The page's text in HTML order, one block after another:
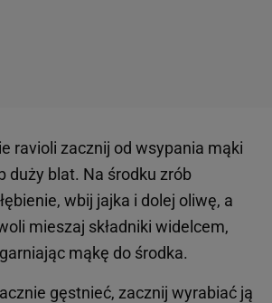
ravioli zacznij od wsypania mąki
duży blat. Na środku zrób
wbij jajka i dolej oliwę, a
mieszaj składniki widelcem,
mąkę do środka.
gęstnieć, zacznij wyrabiać ją